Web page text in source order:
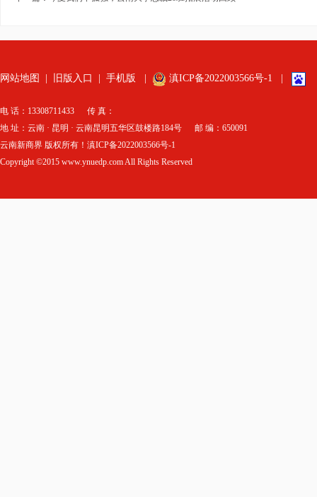
网站地图 旧版入口 手机版 滇ICP备2022003566号-1
电 话：13308711433 传 真：
地 址：云南 · 昆明 · 云南昆明五华区鼓楼路184号 邮 编：650091
云南新商界 版权所有！滇ICP备2022003566号-1
Copyright ©2015 www.ynuedp.com All Rights Reserved